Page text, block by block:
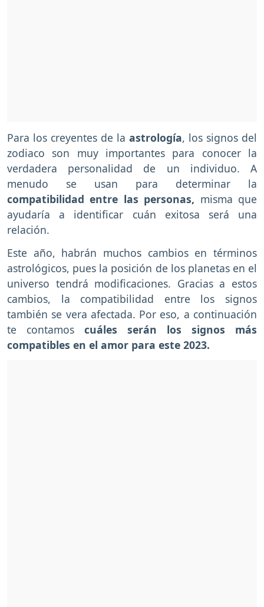
Para los creyentes de la astrología, los signos del
zodiaco son muy importantes para conocer la
verdadera personalidad de un individuo. A
menudo se usan para determinar la
compatibilidad entre las personas, misma que
ayudaría a identificar cuán exitosa será una
relación.
Este año, habrán muchos cambios en términos
astrológicos, pues la posición de los planetas en el
universo tendrá modificaciones. Gracias a estos
cambios, la compatibilidad entre los signos
también se vera afectada. Por eso, a continuación
te contamos cuáles serán los signos más
compatibles en el amor para este 2023.